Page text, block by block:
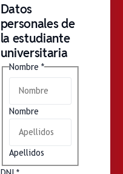
Datos
personales de
la estudiante
universitaria
Nombre *
Nombre
Apellidos